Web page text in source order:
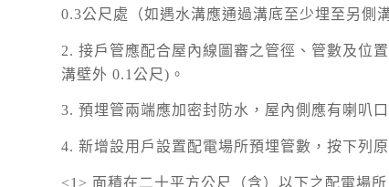
0.3公尺處（如遇水溝應通過溝底至少埋至另側
2. 接戶管應配合屋內線圖審之管徑、管數及位
溝壁外 0.1公尺)。
3. 預埋管兩端應加密封防水，屋內側應有喇叭口
4. 新增設用戶設置配電場所預埋管數，按下列原
<1> 面積在二十平方公尺（含）以下之配電場